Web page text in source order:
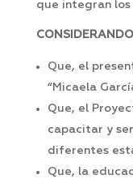
que integran
Que, el
“Micaela
Que, el
capacitar y
diferentes
Que, la